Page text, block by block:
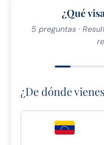
¿Qué
5 preguntas ·
¿De dónde